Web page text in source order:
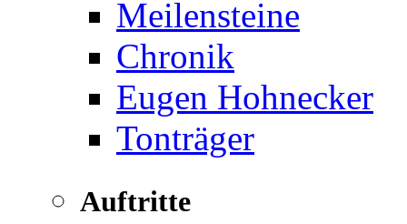
Meilensteine
Chronik
Eugen Hohnecker
Tonträger
Auftritte